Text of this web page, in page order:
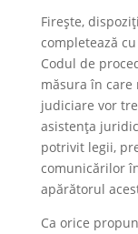
Firește,
completează
Codul de
măsura în care
judiciare vor
asistența
potrivit legii,
comunicărilor
apărătorul
Ca orice